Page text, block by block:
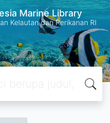
Marine Library
Kelautan dan Perikanan RI